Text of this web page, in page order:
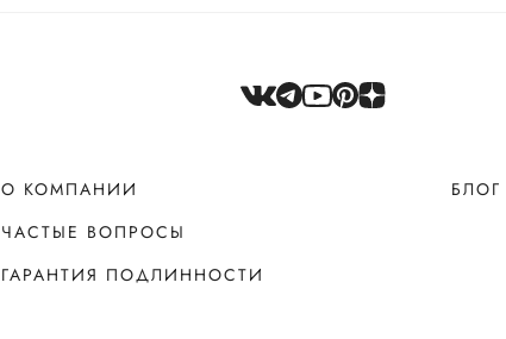
О КОМПАНИИ
ЧАСТЫЕ ВОПРОСЫ
ГАРАНТИЯ ПОДЛИННОСТИ
БЛОГ